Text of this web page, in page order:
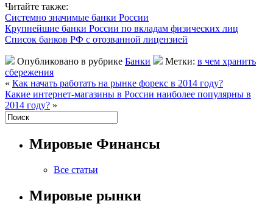
Читайте также:
Системно значимые банки России
Крупнейшие банки России по вкладам физических лиц
Список банков РФ с отозванной лицензией
Опубликовано в рубрике Банки Метки: в чем хранить
сбережения
« Как начать работать на рынке форекс в 2014 году?
Какие интернет-магазины в России наиболее популярны в
2014 году? »
Мировые Финансы
Все статьи
Мировые рынки